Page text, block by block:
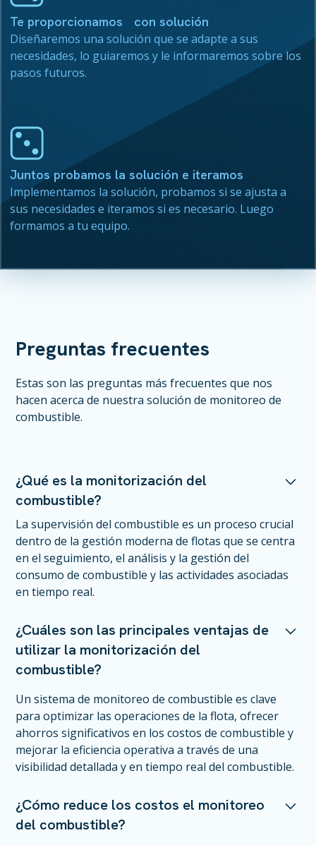
Te proporcionamos con solución
Diseñaremos una solución que se adapte a sus
necesidades, lo guiaremos y le informaremos sobre los
pasos futuros.
Juntos probamos la solución e iteramos
Implementamos la solución, probamos si se ajusta a
sus necesidades e iteramos si es necesario. Luego
formamos a tu equipo.
Preguntas frecuentes
Estas son las preguntas más frecuentes que nos
hacen acerca de nuestra solución de monitoreo de
combustible.
¿Qué es la monitorización del
combustible?
La supervisión del combustible es un proceso crucial
dentro de la gestión moderna de flotas que se centra
en el seguimiento, el análisis y la gestión del
consumo de combustible y las actividades asociadas
en tiempo real.
¿Cuáles son las principales ventajas de
utilizar la monitorización del
combustible?
Un sistema de monitoreo de combustible es clave
para optimizar las operaciones de la flota, ofrecer
ahorros significativos en los costos de combustible y
mejorar la eficiencia operativa a través de una
visibilidad detallada y en tiempo real del combustible.
¿Cómo reduce los costos el monitoreo
del combustible?